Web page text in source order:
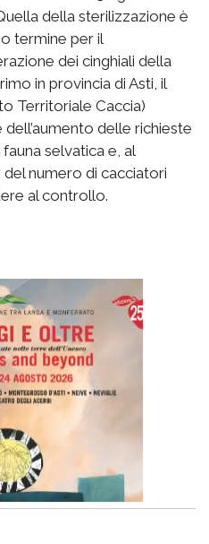
della sterilizzazione è
termine per il
dei cinghiali della
in provincia di Asti, il
Territoriale Caccia)
delle richieste
selvatica e, al
numero di cacciatori
al controllo.